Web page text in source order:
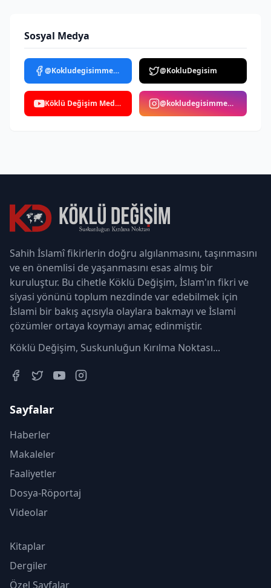
Sosyal Medya
@Kokludegisimmedya @KokluDegisim
Köklü Değişim Medya @kokludegisimmedya
Sahih İslamî fikirlerin doğru algılanmasını, taşınmasını
ve en önemlisi de yaşanmasını esas almış bir
kuruluştur. Bu cihetle Köklü Değişim, İslam'ın fikri ve
siyasi yönünü toplum nezdinde var edebilmek için
İslami bir bakış açısıyla olaylara bakmayı ve İslami
çözümler ortaya koymayı amaç edinmiştir.
Köklü Değişim, Suskunluğun Kırılma Noktası...
Sayfalar
Haberler
Makaleler
Faaliyetler
Dosya-Röportaj
Videolar
Kitaplar
Dergiler
Özel Sayfalar